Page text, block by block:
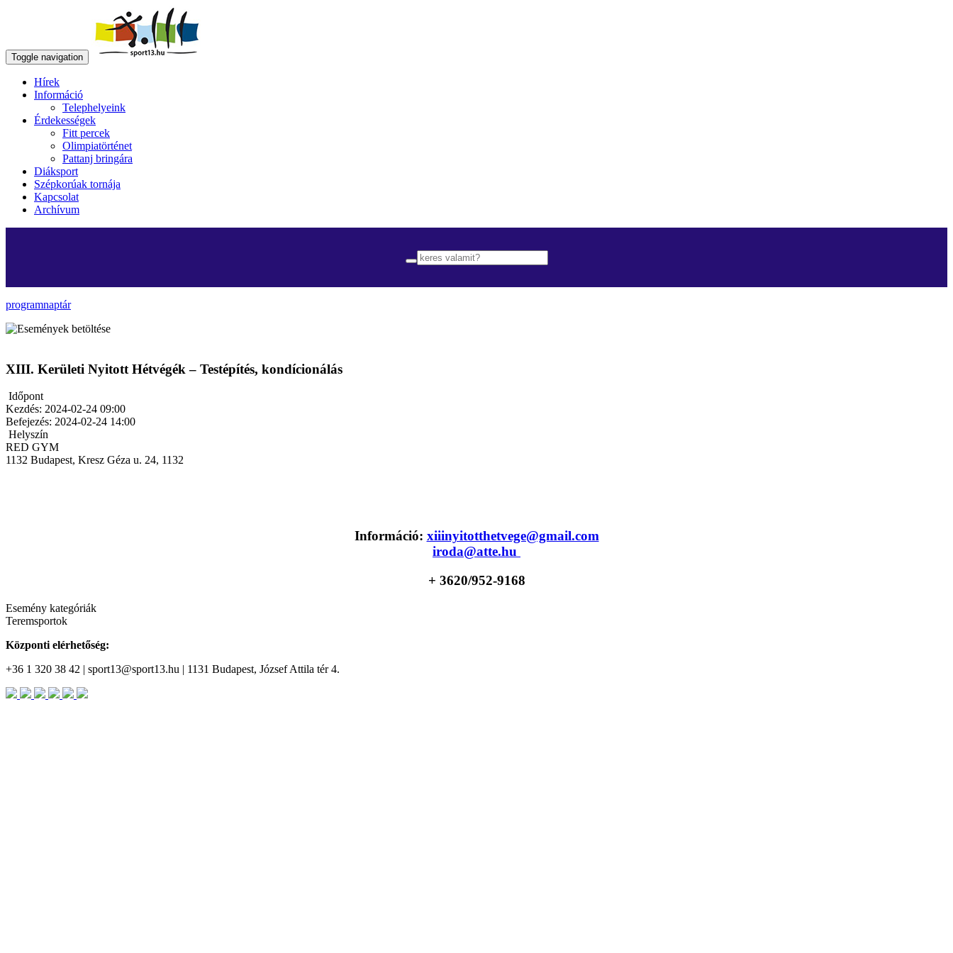
Toggle navigation
Hírek
Információ
Telephelyeink
Érdekességek
Fitt percek
Olimpiatörténet
Pattanj bringára
Diáksport
Szépkorúak tornája
Kapcsolat
Archívum
programnaptár
XIII. Kerületi Nyitott Hétvégék – Testépítés, kondícionálás
Időpont
Kezdés: 2024-02-24 09:00
Befejezés: 2024-02-24 14:00
Helyszín
RED GYM
1132 Budapest, Kresz Géza u. 24, 1132
Információ: xiiinyitotthetvege@gmail.com
iroda@atte.hu
+ 3620/952-9168
Esemény kategóriák
Teremsportok
Központi elérhetőség:
+36 1 320 38 42 | sport13@sport13.hu | 1131 Budapest, József Attila tér 4.